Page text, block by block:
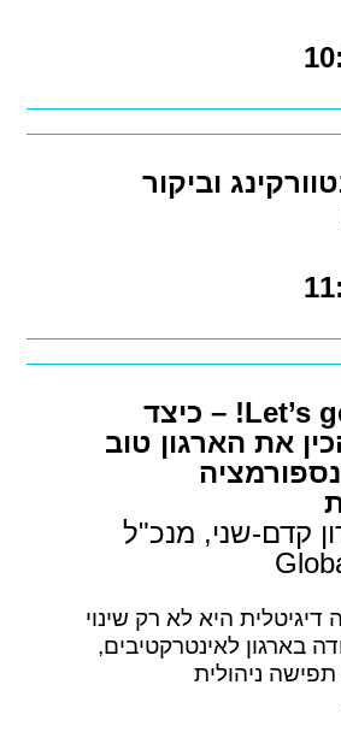
וביקור
Let’s get digital! – כיצד
את הארגון טוב
קדם-שני, מנכ"ל
דיגיטלית היא לא רק שינוי
בארגון לאינטרקטיבים,
תפישה ניהולית